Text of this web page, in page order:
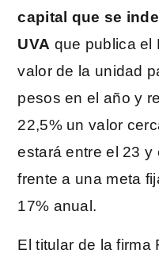
capital que se
UVA que publica el
valor de la unidad
pesos en el año y
22,5% un valor
estará entre el 23 y
frente a una meta
17% anual.
El titular de la firma